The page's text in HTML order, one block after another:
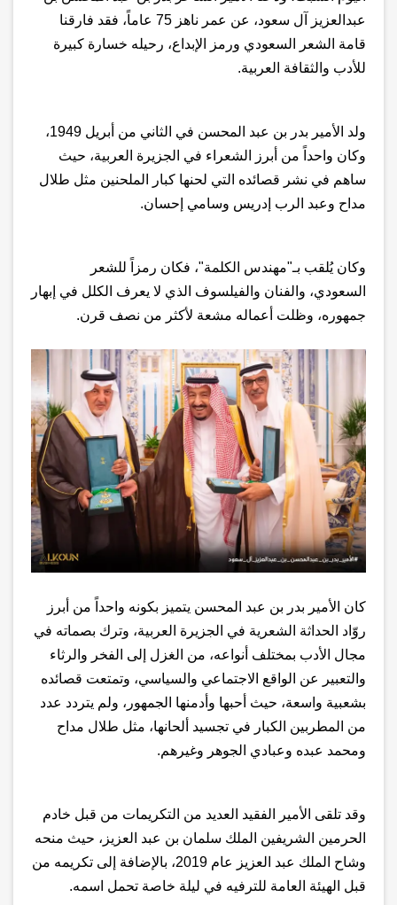
عبدالعزيز آل سعود، عن عمر ناهز 75 عاماً، فقد فارقنا
قامة الشعر السعودي ورمز الإبداع، رحيله خسارة كبيرة
للأدب والثقافة العربية.
ولد الأمير بدر بن عبد المحسن في الثاني من أبريل 1949،
وكان واحداً من أبرز الشعراء في الجزيرة العربية، حيث
ساهم في نشر قصائده التي لحنها كبار الملحنين مثل طلال
مداح وعبد الرب إدريس وسامي إحسان.
وكان يُلقب بـ"مهندس الكلمة"، فكان رمزاً للشعر
السعودي، والفنان والفيلسوف الذي لا يعرف الكلل في إبهار
جمهوره، وظلت أعماله مشعة لأكثر من نصف قرن.
كان الأمير بدر بن عبد المحسن يتميز بكونه واحداً من أبرز
روّاد الحداثة الشعرية في الجزيرة العربية، وترك بصماته في
مجال الأدب بمختلف أنواعه، من الغزل إلى الفخر والرثاء
والتعبير عن الواقع الاجتماعي والسياسي، وتمتعت قصائده
بشعبية واسعة، حيث أحبها وأدمنها الجمهور، ولم يتردد عدد
من المطربين الكبار في تجسيد ألحانها، مثل طلال مداح
ومحمد عبده وعبادي الجوهر وغيرهم.
وقد تلقى الأمير الفقيد العديد من التكريمات من قبل خادم
الحرمين الشريفين الملك سلمان بن عبد العزيز، حيث منحه
وشاح الملك عبد العزيز عام 2019، بالإضافة إلى تكريمه من
قبل الهيئة العامة للترفيه في ليلة خاصة تحمل اسمه.